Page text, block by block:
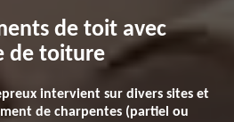
de toit avec
de toiture
intervient sur divers sites et
de charpentes (partiel ou